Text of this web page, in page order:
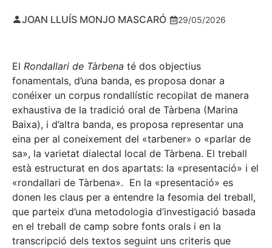
JOAN LLUÍS MONJO MASCARÓ 29/05/2026
El Rondallari de Tàrbena té dos objectius
fonamentals, d’una banda, es proposa donar a
conéixer un corpus rondallístic recopilat de manera
exhaustiva de la tradició oral de Tàrbena (Marina
Baixa), i d’altra banda, es proposa representar una
eina per al coneixement del «tarbener» o «parlar de
sa», la varietat dialectal local de Tàrbena. El treball
està estructurat en dos apartats: la «presentació» i el
«rondallari de Tàrbena». En la «presentació» es
donen les claus per a entendre la fesomia del treball,
que parteix d’una metodologia d’investigació basada
en el treball de camp sobre fonts orals i en la
transcripció dels textos seguint uns criteris que